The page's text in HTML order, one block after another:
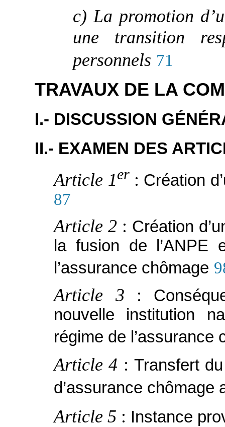
c) La promotion
une transition
personnels 71
TRAVAUX DE LA
I.- DISCUSSION
II.- EXAMEN DES
Article 1er : Création
87
Article 2 : Création
la fusion de l’ANPE
l’assurance chômage
Article 3 :
nouvelle institution
régime de l’assurance
Article 4 : Transfert
d’assurance chômage
Article 5 : Instance